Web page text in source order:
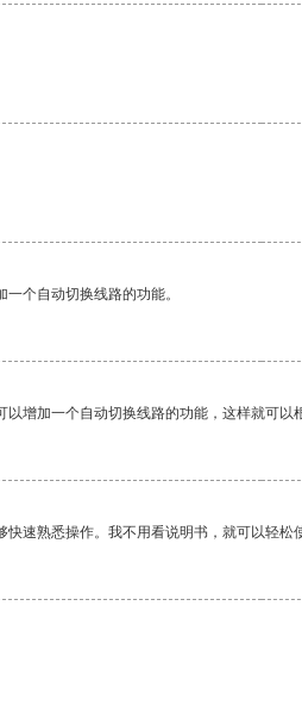
个自动切换线路的功能。
增加一个自动切换线路的功能，这样就可以
速熟悉操作。我不用看说明书，就可以轻松